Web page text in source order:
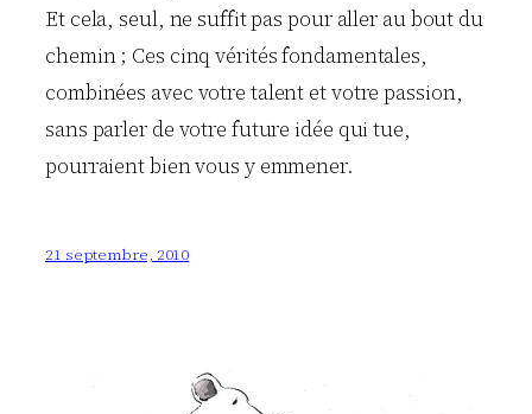
Et cela, seul, ne suffit pas pour aller au bout du
chemin ; Ces cinq vérités fondamentales,
combinées avec votre talent et votre passion,
sans parler de votre future idée qui tue,
pourraient bien vous y emmener.
21 septembre, 2010